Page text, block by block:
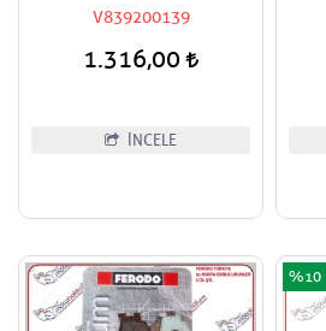
Keçesi
V839200139
1.316,00
İNCELE
%10